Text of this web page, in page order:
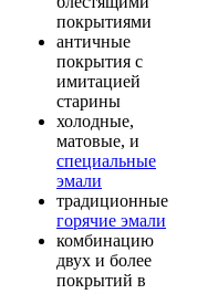
покрытиями
античные
покрытия с
имитацией
старины
холодные,
матовые, и
специальные
эмали
традиционные
горячие эмали
комбинацию
двух и более
покрытий в